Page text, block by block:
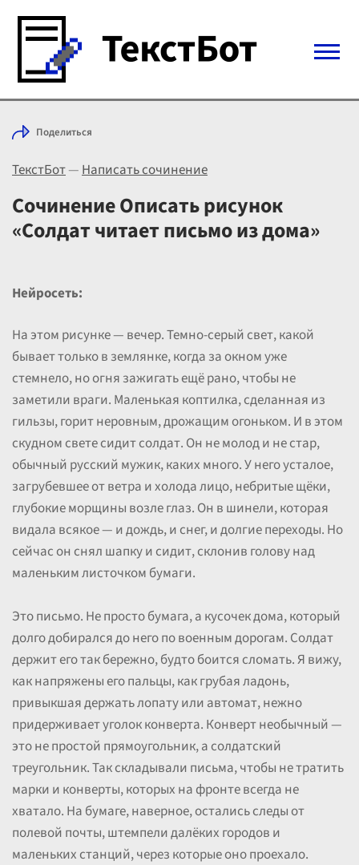
Войти с Telegram
Выбрать режим
Цены
Поделиться
ТекстБот—Написать сочинение
Сочинение Описать рисунок
«Солдат читает письмо из дома»
Нейросеть:
На этом рисунке — вечер. Темно-серый свет, какой
бывает только в землянке, когда за окном уже
стемнело, но огня зажигать ещё рано, чтобы не
заметили враги. Маленькая коптилка, сделанная из
гильзы, горит неровным, дрожащим огоньком. И в этом
скудном свете сидит солдат. Он не молод и не стар,
обычный русский мужик, каких много. У него усталое,
загрубевшее от ветра и холода лицо, небритые щёки,
глубокие морщины возле глаз. Он в шинели, которая
видала всякое — и дождь, и снег, и долгие переходы. Но
сейчас он снял шапку и сидит, склонив голову над
маленьким листочком бумаги.
Это письмо. Не просто бумага, а кусочек дома, который
долго добирался до него по военным дорогам. Солдат
держит его так бережно, будто боится сломать. Я вижу,
как напряжены его пальцы, как грубая ладонь,
привыкшая держать лопату или автомат, нежно
придерживает уголок конверта. Конверт необычный —
это не простой прямоугольник, а солдатский
треугольник. Так складывали письма, чтобы не тратить
марки и конверты, которых на фронте всегда не
хватало. На бумаге, наверное, остались следы от
полевой почты, штемпели далёких городов и
маленьких станций, через которые оно проехало.